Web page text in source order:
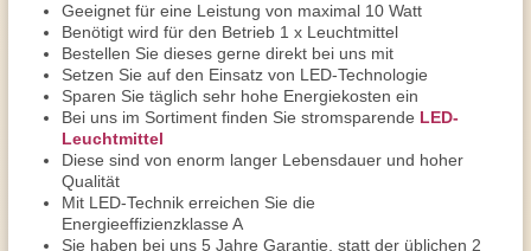
Geeignet für eine Leistung von maximal 10 Watt
Benötigt wird für den Betrieb 1 x Leuchtmittel
Bestellen Sie dieses gerne direkt bei uns mit
Setzen Sie auf den Einsatz von LED-Technologie
Sparen Sie täglich sehr hohe Energiekosten ein
Bei uns im Sortiment finden Sie stromsparende LED-
Leuchtmittel
Diese sind von enorm langer Lebensdauer und hoher
Qualität
Mit LED-Technik erreichen Sie die
Energieeffizienzklasse A
Sie haben bei uns 5 Jahre Garantie, statt der üblichen 2